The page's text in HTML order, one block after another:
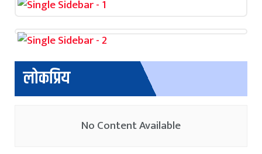
लोकप्रिय
No Content Available